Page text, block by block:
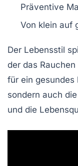
Präventive
Von klein auf
Der Lebensstil
der das Rauchen
für ein gesundes
sondern auch die
und die